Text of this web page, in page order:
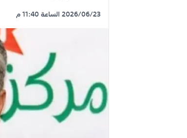
2026/06/23 الساعة 11:40 م